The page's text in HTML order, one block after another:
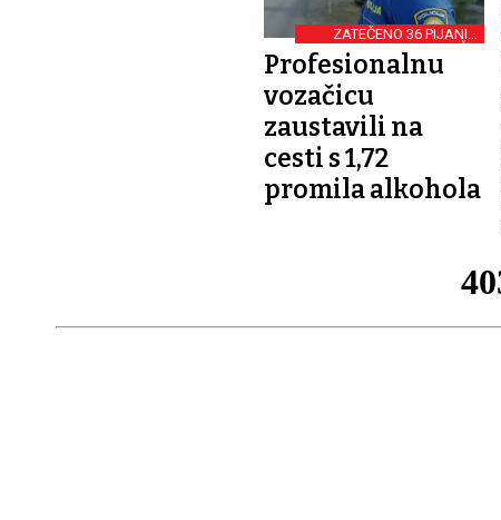
ZATEČENO 36 PIJANIH
VOZAČA
Profesionalnu
vozačicu
zaustavili na
cesti s 1,72
promila alkohola